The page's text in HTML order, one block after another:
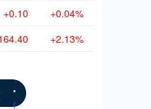
+0.10 +0.04%
+2.13%